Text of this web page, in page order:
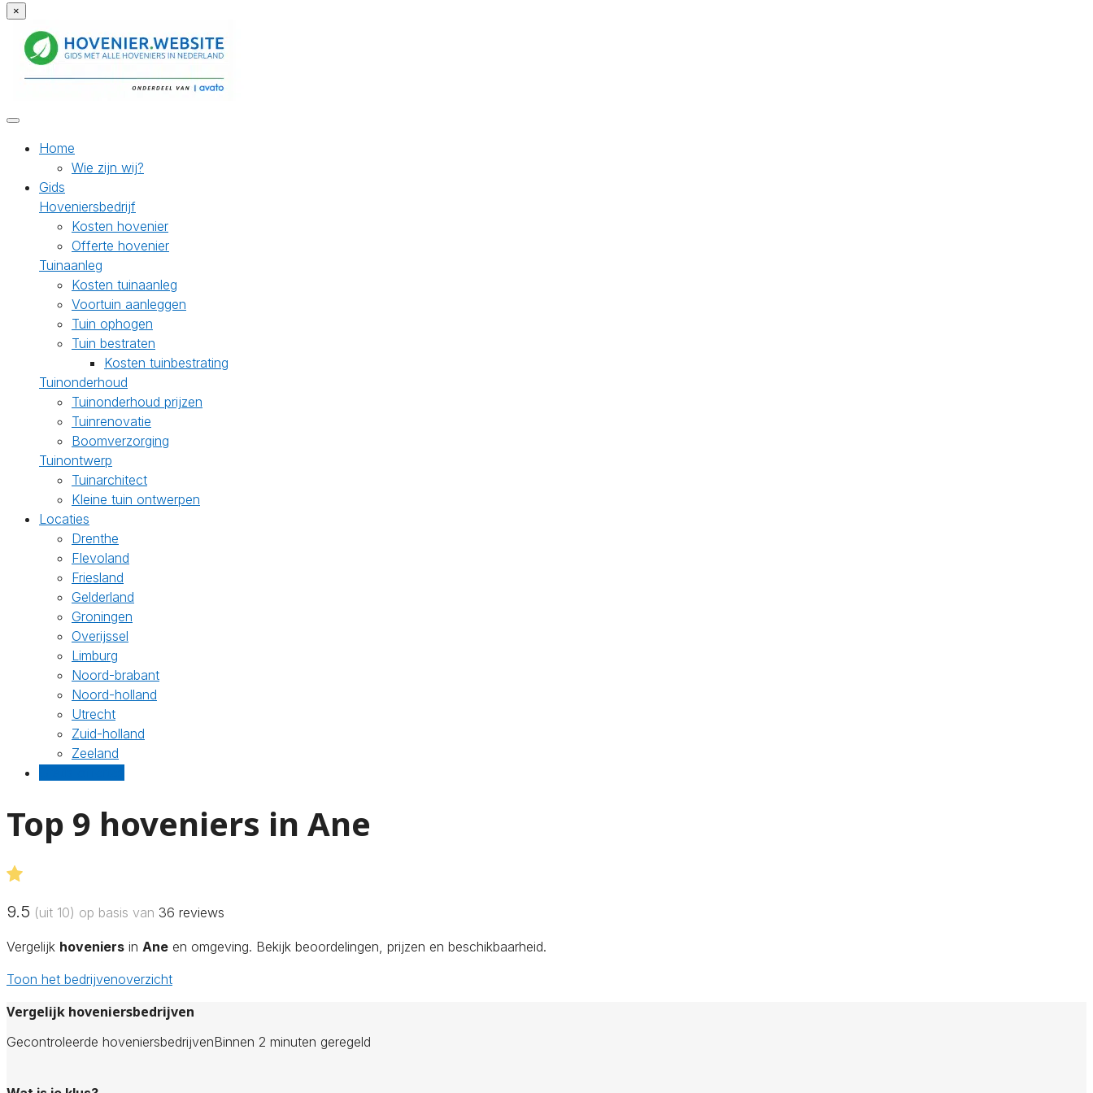
×
Home
Wie zijn wij?
Gids
Hoveniersbedrijf
Kosten hovenier
Offerte hovenier
Tuinaanleg
Kosten tuinaanleg
Voortuin aanleggen
Tuin ophogen
Tuin bestraten
Kosten tuinbestrating
Tuinonderhoud
Tuinonderhoud prijzen
Tuinrenovatie
Boomverzorging
Tuinontwerp
Tuinarchitect
Kleine tuin ontwerpen
Locaties
Drenthe
Flevoland
Friesland
Gelderland
Groningen
Overijssel
Limburg
Noord-brabant
Noord-holland
Utrecht
Zuid-holland
Zeeland
Top 9 hoveniers in Ane
9.5 (uit 10) op basis van 36 reviews
Vergelijk hoveniers in Ane en omgeving. Bekijk beoordelingen, prijzen en beschikbaarheid.
Toon het bedrijvenoverzicht
Vergelijk hoveniersbedrijven
Gecontroleerde hoveniersbedrijvenBinnen 2 minuten geregeld